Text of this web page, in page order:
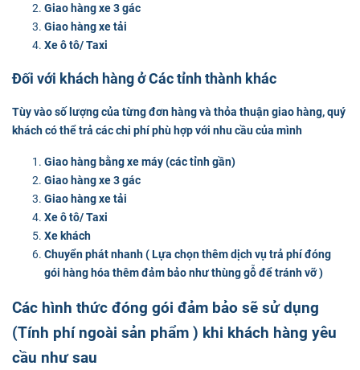
Giao hàng xe 3 gác
Giao hàng xe tải
Xe ô tô/ Taxi
Đối với khách hàng ở Các tỉnh thành khác
Tùy vào số lượng của từng đơn hàng và thỏa thuận giao hàng, quý
khách có thể trả các chi phí phù hợp với nhu cầu của mình
Giao hàng bằng xe máy (các tỉnh gần)
Giao hàng xe 3 gác
Giao hàng xe tải
Xe ô tô/ Taxi
Xe khách
Chuyển phát nhanh ( Lựa chọn thêm dịch vụ trả phí đóng
gói hàng hóa thêm đảm bảo như thùng gỗ để tránh vỡ )
Các hình thức đóng gói đảm bảo sẽ sử dụng
(Tính phí ngoài sản phẩm ) khi khách hàng yêu
cầu như sau